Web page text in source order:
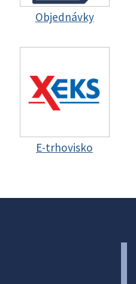
Objednávky
E-trhovisko